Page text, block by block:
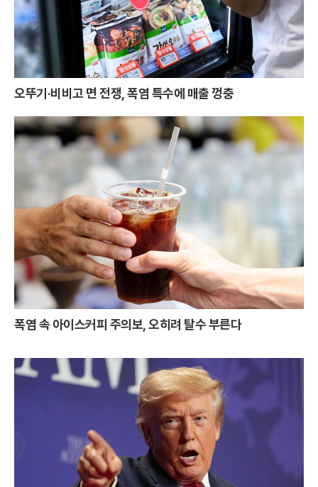
오뚜기·비비고 면 전쟁, 폭염 특수에 매출 껑충
폭염 속 아이스커피 주의보, 오히려 탈수 부른다